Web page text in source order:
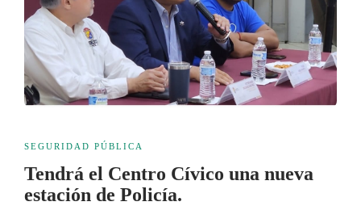
SEGURIDAD PÚBLICA
Tendrá el Centro Cívico una nueva
estación de Policía.